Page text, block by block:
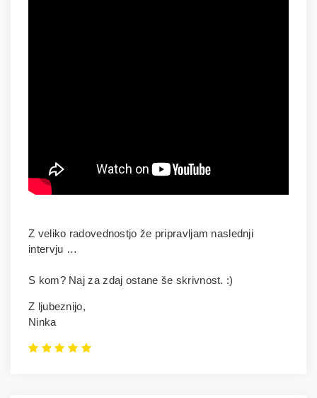
Z veliko radovednostjo že pripravljam naslednji
intervju …
S kom? Naj za zdaj ostane še skrivnost. :)
Z ljubeznijo,
Ninka